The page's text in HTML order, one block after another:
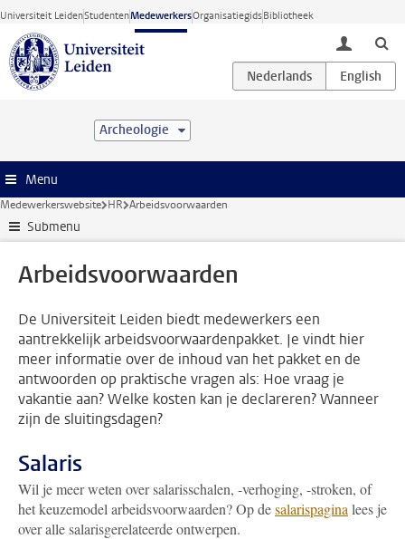
Ga direct naar de inhoud
Universiteit LeidenStudentenMedewerkersOrganisatiegidsBibliotheek
toggle
Archeologie
Menu
Medewerkerswebsite HR Arbeidsvoorwaarden
Submenu
Arbeidsvoorwaarden
De Universiteit Leiden biedt medewerkers een
aantrekkelijk arbeidsvoorwaardenpakket. Je vindt hier
meer informatie over de inhoud van het pakket en de
antwoorden op praktische vragen als: Hoe vraag je
vakantie aan? Welke kosten kan je declareren? Wanneer
zijn de sluitingsdagen?
Salaris
Wil je meer weten over salarisschalen, -verhoging, -stroken, of
het keuzemodel arbeidsvoorwaarden? Op desalarispagina lees je
over alle salarisgerelateerde ontwerpen.